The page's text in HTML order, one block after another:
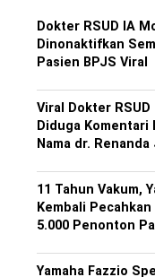
Dokter RSUD IA
Dinonaktifkan
Pasien BPJS Viral
Viral Dokter
Diduga Komentari
Nama dr.
11 Tahun Vakum,
Kembali
5.000 Penonton
Yamaha Fazzio